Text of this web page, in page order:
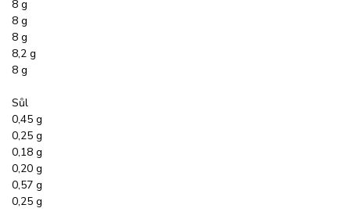
8 g
8 g
8 g
8,2 g
8 g
Sůl
0,45 g
0,25 g
0,18 g
0,20 g
0,57 g
0,25 g